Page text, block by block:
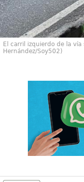
El carril izquierdo de la
Hernández/Soy502)